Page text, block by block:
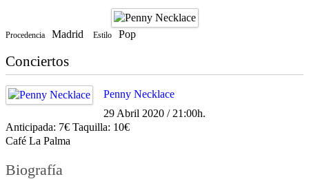
Procedencia Madrid Estilo Pop
Conciertos
Penny Necklace
29 Abril 2020 / 21:00h.
Anticipada: 7€ Taquilla: 10€
Café La Palma
Biografía